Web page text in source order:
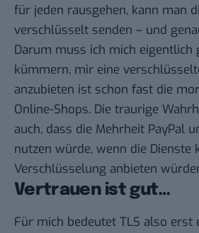
für jeden rausgehen, kann man
verschlüsselt senden – und
Darum muss ich mich eigentlich
kümmern, mir eine
anzubieten ist schon fast die
Online-Shops. Die traurige
auch, dass die Mehrheit PayPal
nutzen würde, wenn die Dienste
Verschlüsselung anbieten
Vertrauen ist gut…
Für mich bedeutet TLS also erst